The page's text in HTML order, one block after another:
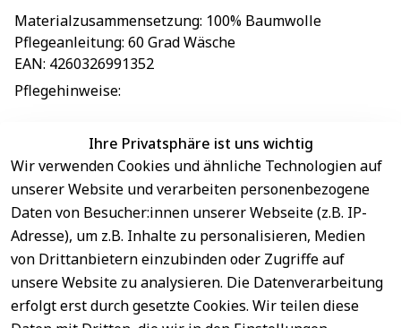
Materialzusammensetzung: 100% Baumwolle
Pflegeanleitung: 60 Grad Wäsche
EAN: 4260326991352
Pflegehinweise:
EU-Verantwortliche Person - klicken Sie für Details
Ihre Privatsphäre ist uns wichtig
Wir verwenden Cookies und ähnliche Technologien auf
unserer Website und verarbeiten personenbezogene
Daten von Besucher:innen unserer Webseite (z.B. IP-
Adresse), um z.B. Inhalte zu personalisieren, Medien
von Drittanbietern einzubinden oder Zugriffe auf
unsere Website zu analysieren. Die Datenverarbeitung
erfolgt erst durch gesetzte Cookies. Wir teilen diese